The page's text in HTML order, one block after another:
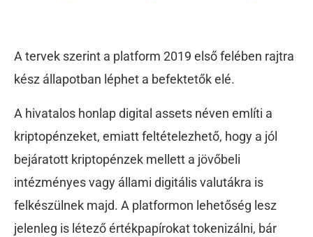
A tervek szerint a platform 2019 első felében rajtra
kész állapotban léphet a befektetők elé.
A hivatalos honlap digital assets néven említi a
kriptopénzeket, emiatt feltételezhető, hogy a jól
bejáratott kriptopénzek mellett a jövőbeli
intézményes vagy állami digitális valutákra is
felkészülnek majd. A platformon lehetőség lesz
jelenleg is létező értékpapírokat tokenizálni, bár